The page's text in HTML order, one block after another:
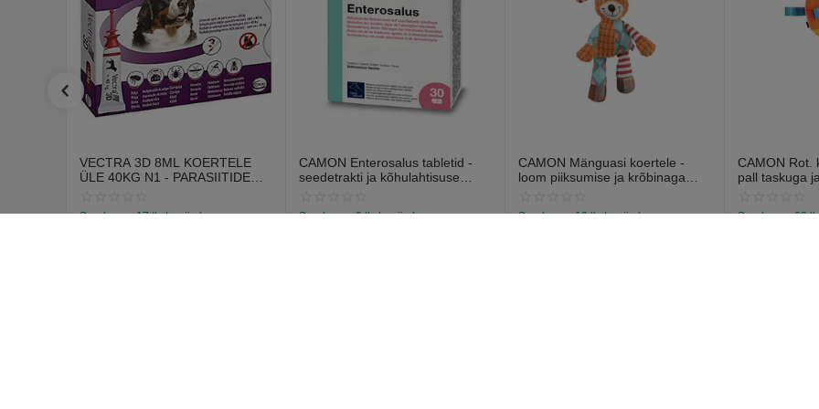
VECTRA 3D 8ML KOERTELE
ÜLE 40KG N1 - PARASIITIDE
Saadavus: 17 tk. tarnija laos
CAMON Enterosalus tabletid -
seedetrakti ja kõhulahtisuse
Saadavus: 9 tk. tarnija laos
CAMON Mänguasi koertele -
loom piiksumise ja krõbinaga
Saadavus: 19 tk. tarnija laos
CAMON Rot.
pall taskuga
Saadavus: 38